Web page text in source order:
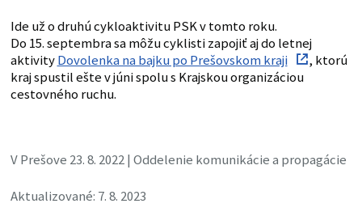
Ide už o druhú cykloaktivitu PSK v tomto roku.
Do 15. septembra sa môžu cyklisti zapojiť aj do letnej
aktivityDovolenka na bajku po Prešovskom kraji
, ktorú
kraj spustil ešte v júni spolu s Krajskou organizáciou
cestovného ruchu.
V Prešove 23. 8. 2022 | Oddelenie komunikácie a propagácie
Aktualizované: 7. 8. 2023